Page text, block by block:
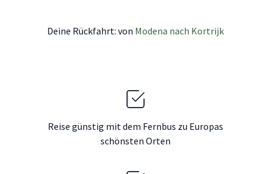
Deine Rückfahrt: von Modena nach Kortrijk
Reise günstig mit dem Fernbus zu Europas
schönsten Orten